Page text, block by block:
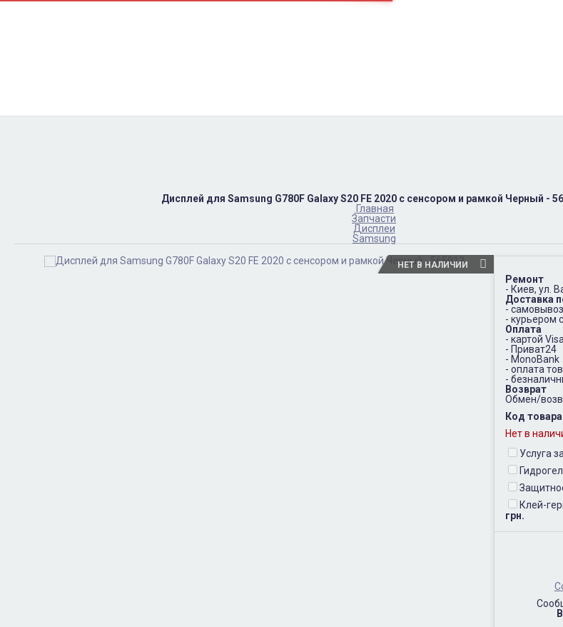
Дисплей для Samsung G780F Galaxy S20 FE 2020 с сенсором и рамкой Черный -
Главная
Запчасти
Дисплеи
Samsung
НЕТ В НАЛИЧИИ
Ремонт
- Киев, ул.
Доставка
-
- курьером
Оплата
- картой
- Приват24
- MonoBank
- оплата
-
Возврат
Обмен/
Код
Нет в
Услуга
Клей-
грн.